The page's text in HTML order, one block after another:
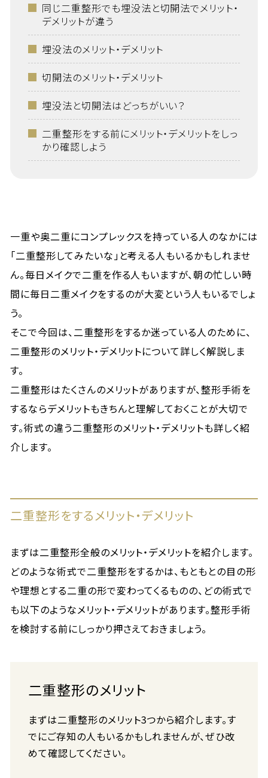
同じ二重整形でも埋没法と切開法でメリット・
デメリットが違う
埋没法のメリット・デメリット
切開法のメリット・デメリット
埋没法と切開法はどっちがいい？
二重整形をする前にメリット・デメリットをしっ
かり確認しよう
一重や奥二重にコンプレックスを持っている人のなかには
「二重整形してみたいな」と考える人もいるかもしれませ
ん。毎日メイクで二重を作る人もいますが、朝の忙しい時
間に毎日二重メイクをするのが大変という人もいるでしょ
う。
そこで今回は、二重整形をするか迷っている人のために、
二重整形のメリット・デメリットについて詳しく解説しま
す。
二重整形はたくさんのメリットがありますが、整形手術を
するならデメリットもきちんと理解しておくことが大切で
す。術式の違う二重整形のメリット・デメリットも詳しく紹
介します。
二重整形をするメリット・デメリット
まずは二重整形全般のメリット・デメリットを紹介します。
どのような術式で二重整形をするかは、もともとの目の形
や理想とする二重の形で変わってくるものの、どの術式で
も以下のようなメリット・デメリットがあります。整形手術
を検討する前にしっかり押さえておきましょう。
二重整形のメリット
まずは二重整形のメリット3つから紹介します。す
でにご存知の人もいるかもしれませんが、ぜひ改
めて確認してください。